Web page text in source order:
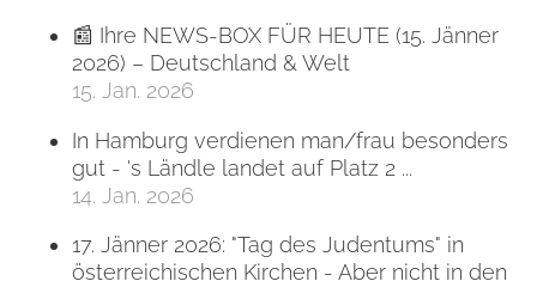
📰 Ihre NEWS-BOX FÜR HEUTE (15. Jänner
2026) – Deutschland & Welt
15. Jan. 2026
In Hamburg verdienen man/frau besonders
gut - 's Ländle landet auf Platz 2 ...
14. Jan. 2026
17. Jänner 2026: "Tag des Judentums" in
österreichischen Kirchen - Aber nicht in den